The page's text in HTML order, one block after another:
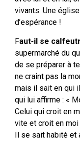
vivants. Une
d’espérance !
Faut-il se
supermarché du
de se préparer à
ne craint pas la
mais il sait en qui
qui lui affirme : «
Celui qui croit en
vite et croit en moi
Il se sait habité et